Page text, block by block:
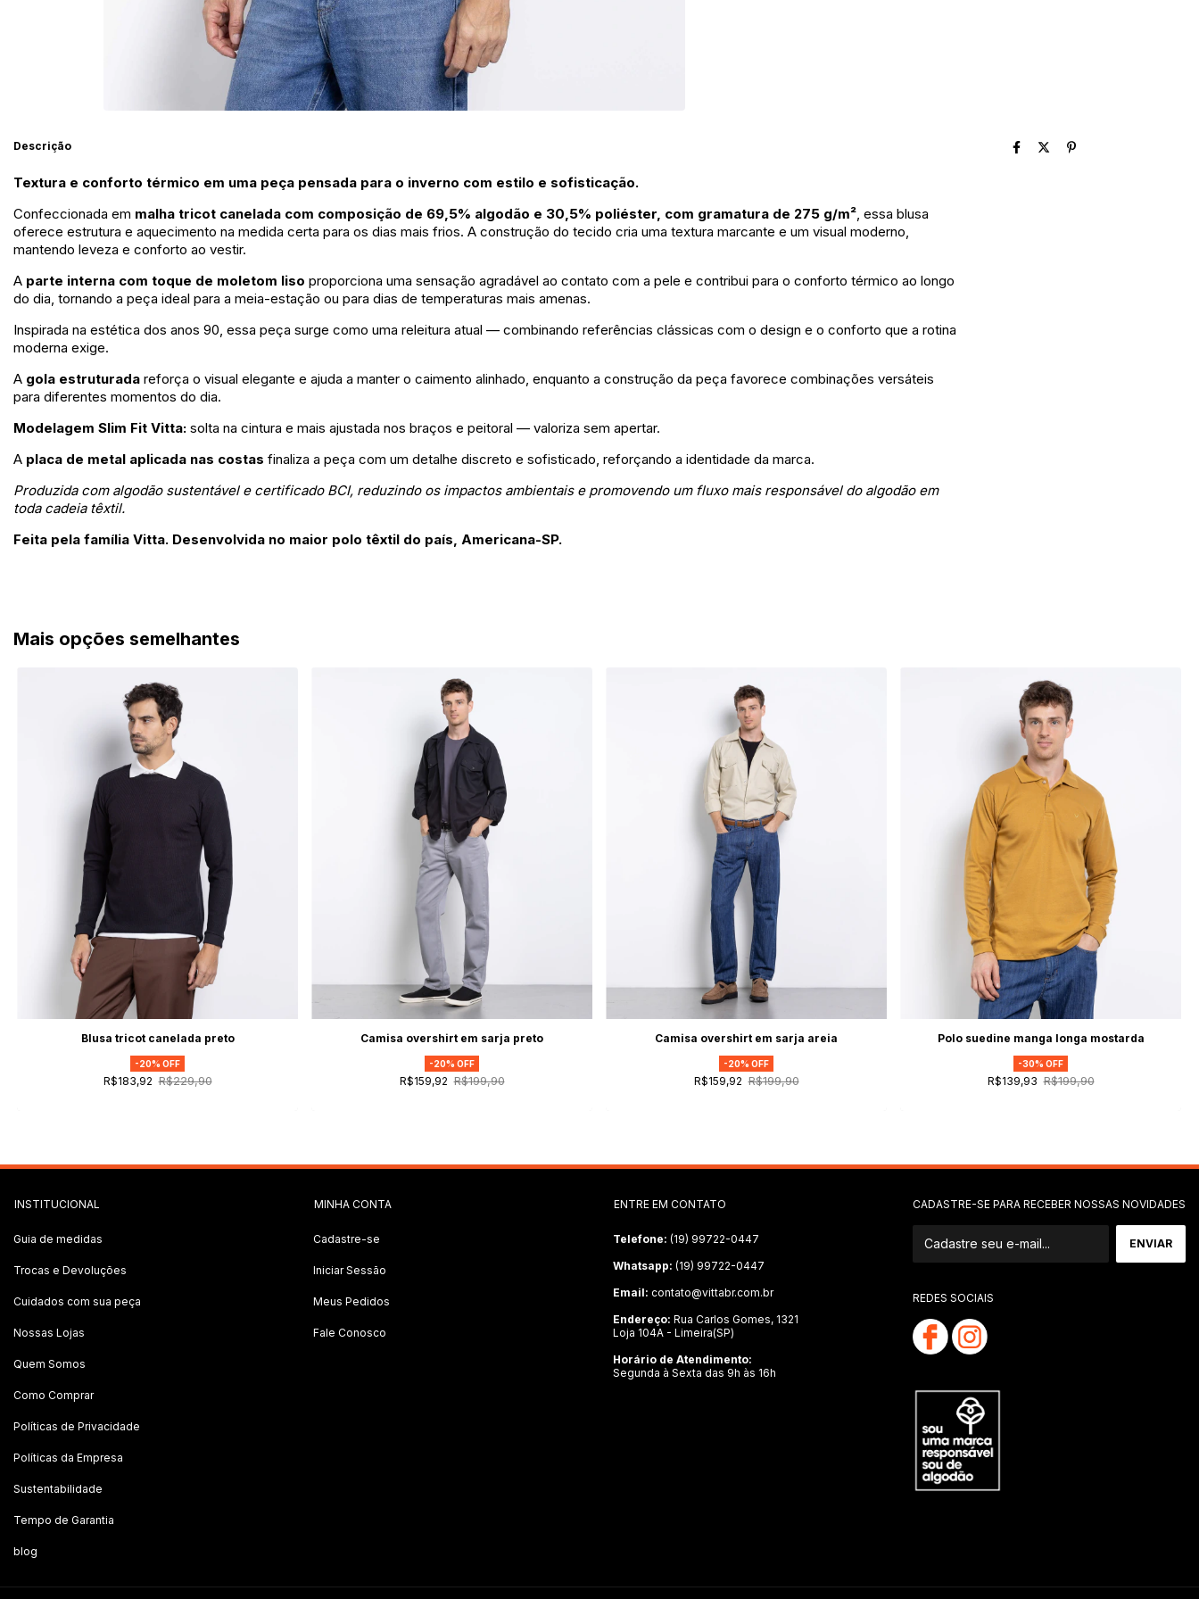
Descrição
Textura e conforto térmico em uma peça pensada para o inverno com estilo e sofisticação.
Confeccionada em malha tricot canelada com composição de 69,5% algodão e 30,5% poliéster, com gramatura de 275 g/m², essa blusa
oferece estrutura e aquecimento na medida certa para os dias mais frios. A construção do tecido cria uma textura marcante e um visual moderno,
mantendo leveza e conforto ao vestir.
A parte interna com toque de moletom liso proporciona uma sensação agradável ao contato com a pele e contribui para o conforto térmico ao longo
do dia, tornando a peça ideal para a meia-estação ou para dias de temperaturas mais amenas.
Inspirada na estética dos anos 90, essa peça surge como uma releitura atual — combinando referências clássicas com o design e o conforto que a rotina
moderna exige.
A gola estruturada reforça o visual elegante e ajuda a manter o caimento alinhado, enquanto a construção da peça favorece combinações versáteis
para diferentes momentos do dia.
Modelagem Slim Fit Vitta: solta na cintura e mais ajustada nos braços e peitoral — valoriza sem apertar.
A placa de metal aplicada nas costas finaliza a peça com um detalhe discreto e sofisticado, reforçando a identidade da marca.
Produzida com algodão sustentável e certificado BCI, reduzindo os impactos ambientais e promovendo um fluxo mais responsável do algodão em
toda cadeia têxtil.
Feita pela família Vitta. Desenvolvida no maior polo têxtil do país, Americana-SP.
Mais opções semelhantes
Blusa tricot canelada preto
-20% OFF
R$183,92 R$229,90
Camisa overshirt em sarja preto
-20% OFF
R$159,92 R$199,90
Camisa overshirt em sarja areia
-20% OFF
R$159,92 R$199,90
Polo suedine manga longa mostarda
-30% OFF
R$139,93 R$199,90
INSTITUCIONAL
Guia de medidas
Trocas e Devoluções
Cuidados com sua peça
Nossas Lojas
Quem Somos
Como Comprar
Políticas de Privacidade
Políticas da Empresa
Sustentabilidade
Tempo de Garantia
blog
MINHA CONTA
Cadastre-se
Iniciar Sessão
Meus Pedidos
Fale Conosco
ENTRE EM CONTATO
Telefone: (19) 99722-0447
Whatsapp: (19) 99722-0447
Email: contato@vittabr.com.br
Endereço: Rua Carlos Gomes, 1321
Loja 104A - Limeira(SP)
Horário de Atendimento:
Segunda à Sexta das 9h às 16h
CADASTRE-SE PARA RECEBER NOSSAS NOVIDADES
REDES SOCIAIS